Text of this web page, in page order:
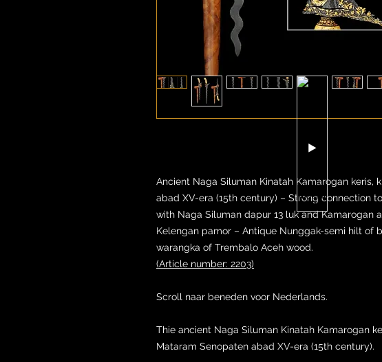
Ancient Naga Siluman Kinatah Kamarogan keris,
abad XV-era (15th century) – Strong connection
with Naga Siluman dapur 13 luk and Kamarogan
Kelengan pamor – Antique Nunggak-semi hilt of
warangka of Trembalo Aceh wood.
(Article number: 2203)
Scroll naar beneden voor Nederlands.
Thie ancient Naga Siluman Kinatah Kamarogan
Mataram Senopaten abad XV-era (15th century).